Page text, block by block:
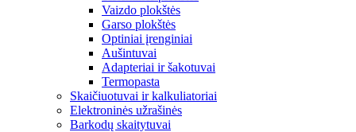
Vaizdo plokštės
Garso plokštės
Optiniai įrenginiai
Aušintuvai
Adapteriai ir šakotuvai
Termopasta
Skaičiuotuvai ir kalkuliatoriai
Elektroninės užrašinės
Barkodų skaitytuvai